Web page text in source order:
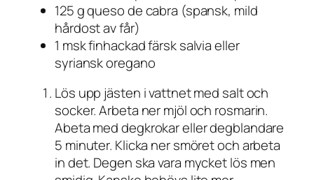
125 g queso de cabra (spansk, mild
hårdost av får)
1 msk finhackad färsk salvia eller
syriansk oregano
Lös upp jästen i vattnet med salt och
socker. Arbeta ner mjöl och rosmarin.
Abeta med degkrokar eller degblandare
5 minuter. Klicka ner smöret och arbeta
in det. Degen ska vara mycket lös men